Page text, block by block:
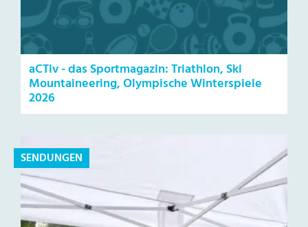
aCTiv - das Sportmagazin: Triathlon, Ski
Mountaineering, Olympische Winterspiele
2026
SENDUNGEN